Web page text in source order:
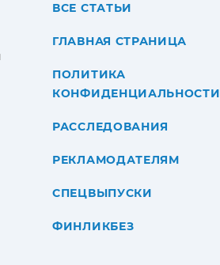
ВСЕ СТАТЬИ
ГЛАВНАЯ СТРАНИЦА
ПОЛИТИКА
КОНФИДЕНЦИАЛЬНОСТИ
РАССЛЕДОВАНИЯ
РЕКЛАМОДАТЕЛЯМ
СПЕЦВЫПУСКИ
ФИНЛИКБЕЗ